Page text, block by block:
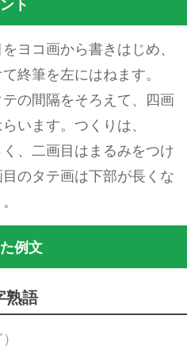
ト
ヨコ画から書きはじめ、
終筆を左にはねます。
の間隔をそろえて、四画
います。つくりは、
く、二画目はまるみをつけ
のタテ画は下部が長くな
例文
熟語